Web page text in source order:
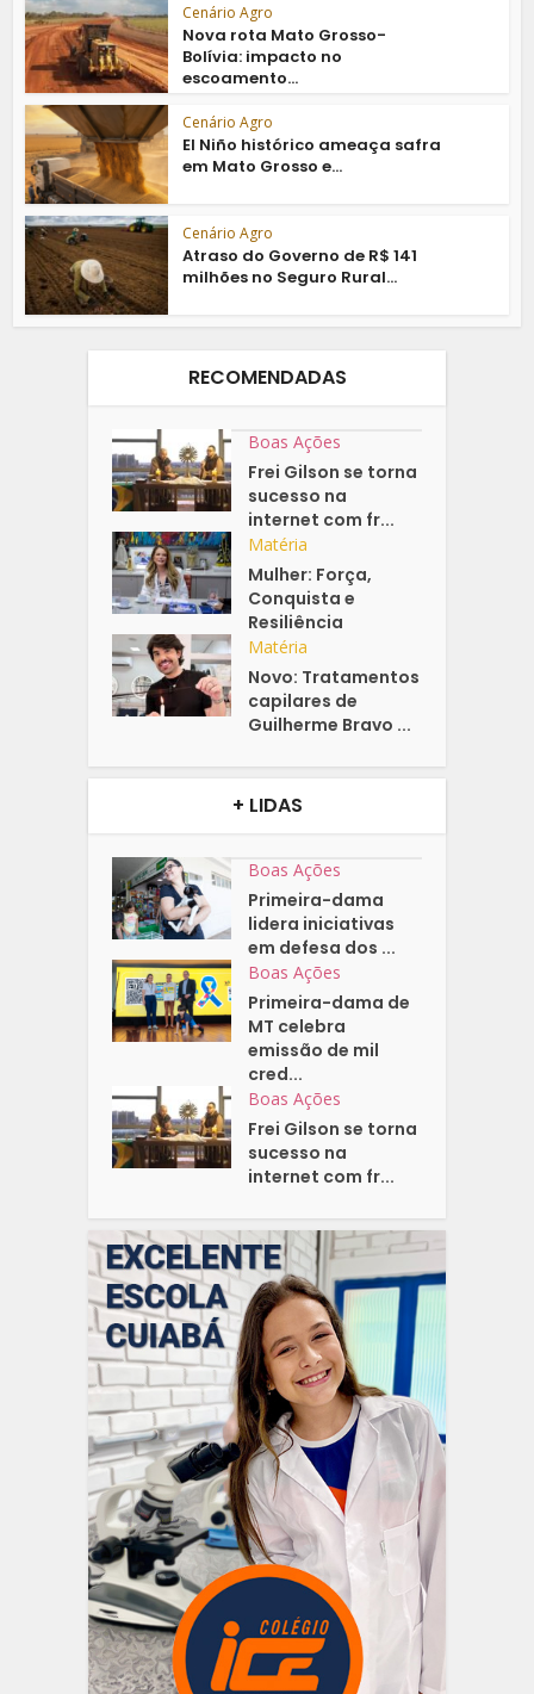
Cenário Agro
Nova rota Mato Grosso-
Bolívia: impacto no
escoamento...
Cenário Agro
El Niño histórico ameaça safra
em Mato Grosso e...
Cenário Agro
Atraso do Governo de R$ 141
milhões no Seguro Rural...
RECOMENDADAS
Boas Ações
Frei Gilson se torna
sucesso na
internet com fr...
Matéria
Mulher: Força,
Conquista e
Resiliência
Matéria
Novo: Tratamentos
capilares de
Guilherme Bravo ...
+ LIDAS
Boas Ações
Primeira-dama
lidera iniciativas
em defesa dos ...
Boas Ações
Primeira-dama de
MT celebra
emissão de mil
cred...
Boas Ações
Frei Gilson se torna
sucesso na
internet com fr...